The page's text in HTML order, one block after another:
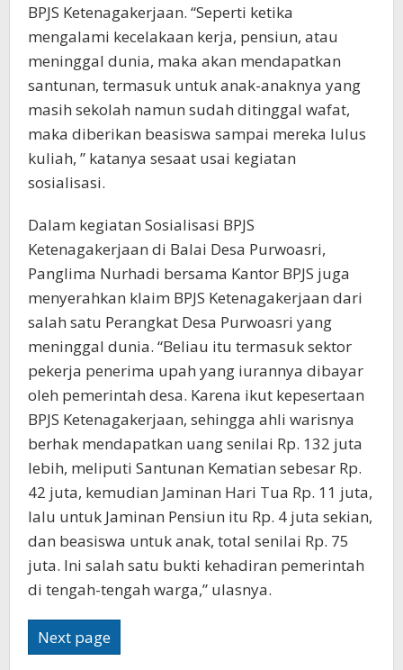
BPJS Ketenagakerjaan. “Seperti ketika
mengalami kecelakaan kerja, pensiun, atau
meninggal dunia, maka akan mendapatkan
santunan, termasuk untuk anak-anaknya yang
masih sekolah namun sudah ditinggal wafat,
maka diberikan beasiswa sampai mereka lulus
kuliah, ” katanya sesaat usai kegiatan
sosialisasi.
Dalam kegiatan Sosialisasi BPJS
Ketenagakerjaan di Balai Desa Purwoasri,
Panglima Nurhadi bersama Kantor BPJS juga
menyerahkan klaim BPJS Ketenagakerjaan dari
salah satu Perangkat Desa Purwoasri yang
meninggal dunia. “Beliau itu termasuk sektor
pekerja penerima upah yang iurannya dibayar
oleh pemerintah desa. Karena ikut kepesertaan
BPJS Ketenagakerjaan, sehingga ahli warisnya
berhak mendapatkan uang senilai Rp. 132 juta
lebih, meliputi Santunan Kematian sebesar Rp.
42 juta, kemudian Jaminan Hari Tua Rp. 11 juta,
lalu untuk Jaminan Pensiun itu Rp. 4 juta sekian,
dan beasiswa untuk anak, total senilai Rp. 75
juta. Ini salah satu bukti kehadiran pemerintah
di tengah-tengah warga,” ulasnya.
Next page